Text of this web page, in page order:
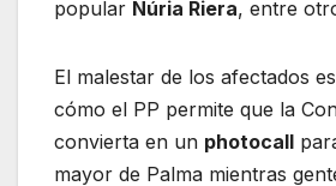
popular Núria Riera, entre
El malestar de los afectados
cómo el PP permite que la
convierta en un photocall
mayor de Palma mientras